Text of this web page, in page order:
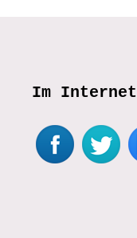
Im Internet